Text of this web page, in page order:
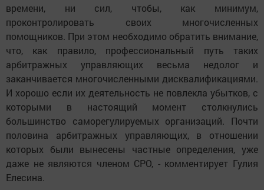
времени, ни сил, чтобы, как минимум,
проконтролировать своих многочисленных
помощников. При этом необходимо обратить внимание,
что, как правило, профессиональный путь таких
арбитражных управляющих весьма недолог и
заканчивается многочисленными дисквалификациями.
И хорошо если их деятельность не повлекла убытков, с
которыми в настоящий момент столкнулись
большинство саморегулируемых организаций. Почти
половина арбитражных управляющих, в отношении
которых были вынесены частные определения, уже
даже не являются членом СРО, - комментирует Гулия
Елесина.